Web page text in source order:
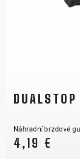
Náhradní brzdové
4,19 €